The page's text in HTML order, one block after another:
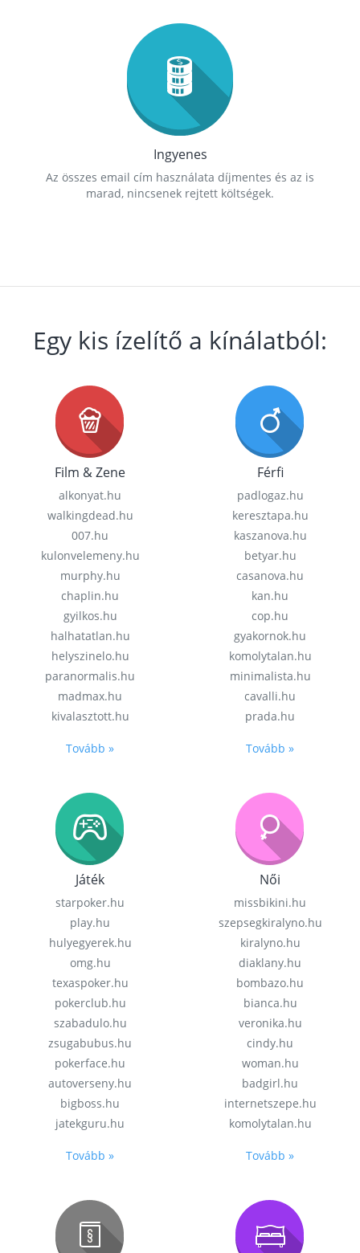
Ingyenes
Az összes email cím használata díjmentes és az is
marad, nincsenek rejtett költségek.
Egy kis ízelítő a kínálatból:
Film & Zene
alkonyat.hu
walkingdead.hu
007.hu
kulonvelemeny.hu
murphy.hu
chaplin.hu
gyilkos.hu
halhatatlan.hu
helyszinelo.hu
paranormalis.hu
madmax.hu
kivalasztott.hu
Tovább »
Férfi
padlogaz.hu
keresztapa.hu
kaszanova.hu
betyar.hu
casanova.hu
kan.hu
cop.hu
gyakornok.hu
komolytalan.hu
minimalista.hu
cavalli.hu
prada.hu
Tovább »
Játék
starpoker.hu
play.hu
hulyegyerek.hu
omg.hu
texaspoker.hu
pokerclub.hu
szabadulo.hu
zsugabubus.hu
pokerface.hu
autoverseny.hu
bigboss.hu
jatekguru.hu
Tovább »
Női
missbikini.hu
szepsegkiralyno.hu
kiralyno.hu
diaklany.hu
bombazo.hu
bianca.hu
veronika.hu
cindy.hu
woman.hu
badgirl.hu
internetszepe.hu
komolytalan.hu
Tovább »